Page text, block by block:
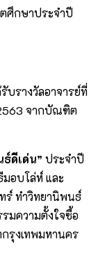
ศึกษาประจำปี
บรางวัลอาจารย์ที่
จากบัณฑิต
ดีเด่น” ประจำปี
อบโล่ห์ และ
ร์ ทำวิทยานิพนธ์
รมความตั้งใจซื้อ
รุงเทพมหานคร